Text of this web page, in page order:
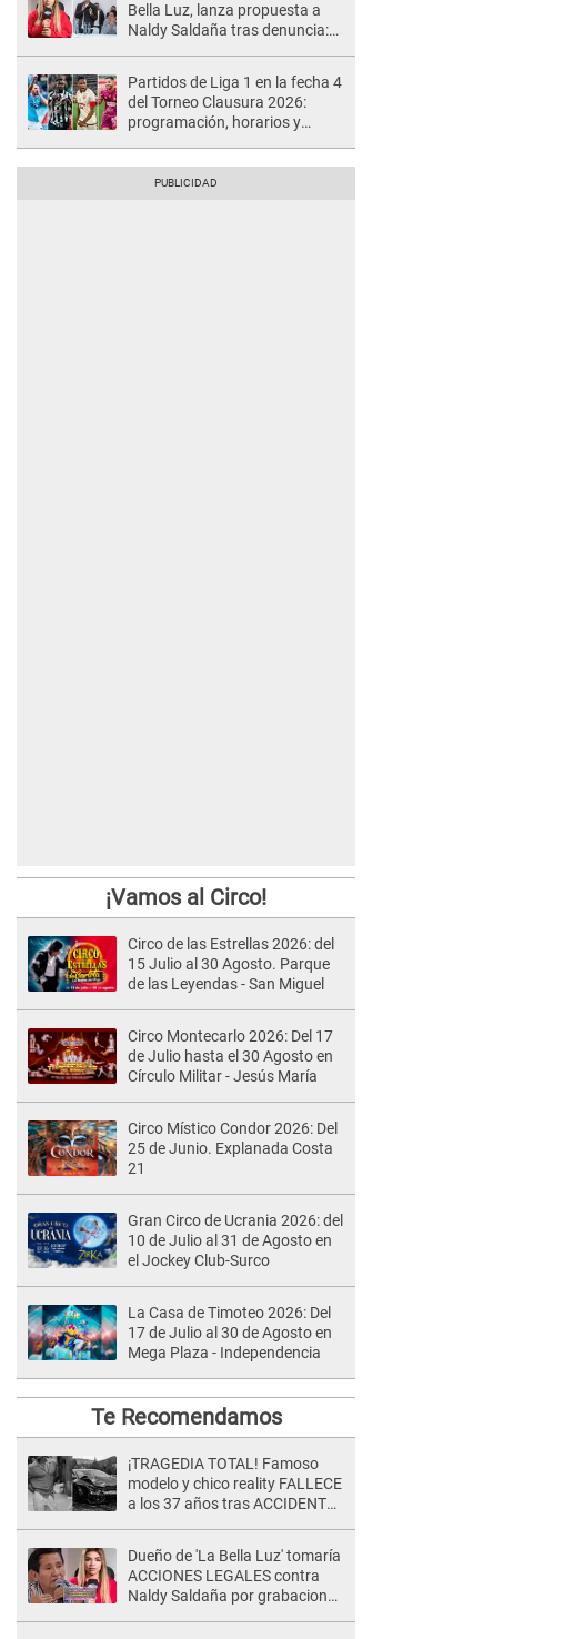
Bella Luz, lanza propuesta a
Naldy Saldaña tras denuncia:
Partidos de Liga 1 en la fecha 4
del Torneo Clausura 2026:
programación, horarios y
¡Vamos al Circo!
Circo de las Estrellas 2026: del
15 Julio al 30 Agosto. Parque
de las Leyendas - San Miguel
Circo Montecarlo 2026: Del 17
de Julio hasta el 30 Agosto en
Círculo Militar - Jesús María
Circo Místico Condor 2026: Del
25 de Junio. Explanada Costa
21
Gran Circo de Ucrania 2026: del
10 de Julio al 31 de Agosto en
el Jockey Club-Surco
La Casa de Timoteo 2026: Del
17 de Julio al 30 de Agosto en
Mega Plaza - Independencia
Te Recomendamos
¡TRAGEDIA TOTAL! Famoso
modelo y chico reality FALLECE
a los 37 años tras ACCIDENTE
Dueño de 'La Bella Luz' tomaría
ACCIONES LEGALES contra
Naldy Saldaña por grabaciones